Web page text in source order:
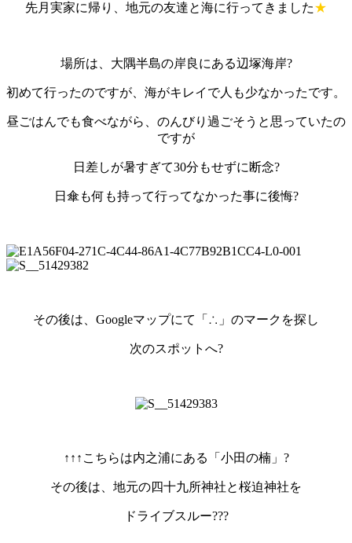
先月実家に帰り、地元の友達と海に行ってきました★
場所は、大隅半島の岸良にある辺塚海岸?
初めて行ったのですが、海がキレイで人も少なかったです。
昼ごはんでも食べながら、のんびり過ごそうと思っていたの
ですが
日差しが暑すぎて30分もせずに断念?
日傘も何も持って行ってなかった事に後悔?
その後は、Googleマップにて「∴」のマークを探し
次のスポットへ?
↑↑↑こちらは内之浦にある「小田の楠」?
その後は、地元の四十九所神社と桜迫神社を
ドライブスルー???